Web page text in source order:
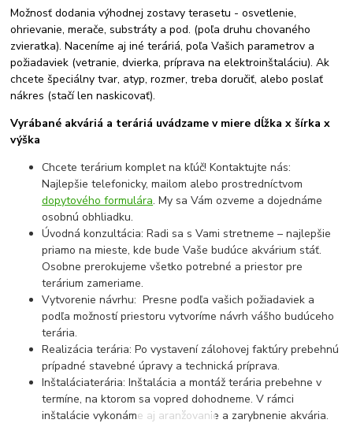
Možnosť dodania výhodnej zostavy terasetu - osvetlenie,
ohrievanie, merače, substráty a pod. (poľa druhu chovaného
zvieratka). Naceníme aj iné teráriá, poľa Vašich parametrov a
požiadaviek (vetranie, dvierka, príprava na elektroinštaláciu). Ak
chcete špeciálny tvar, atyp, rozmer, treba doručiť, alebo poslať
nákres (stačí len naskicovať).
Vyrábané akváriá a teráriá uvádzame v miere dĺžka x šírka x
výška
Chcete terárium komplet na kľúč! Kontaktujte nás:
Najlepšie telefonicky, mailom alebo prostredníctvom
dopytového formulára. My sa Vám ozveme a dojednáme
osobnú obhliadku.
Úvodná konzultácia: Radi sa s Vami stretneme – najlepšie
priamo na mieste, kde bude Vaše budúce akvárium stáť.
Osobne prerokujeme všetko potrebné a priestor pre
terárium zameriame.
Vytvorenie návrhu: Presne podľa vašich požiadaviek a
podľa možností priestoru vytvoríme návrh vášho budúceho
terária.
Realizácia terária: Po vystavení zálohovej faktúry prebehnú
prípadné stavebné úpravy a technická príprava.
Inštaláciaterária: Inštalácia a montáž terária prebehne v
termíne, na ktorom sa vopred dohodneme. V rámci
inštalácie vykonáme aj aranžovanie a zarybnenie akvária.